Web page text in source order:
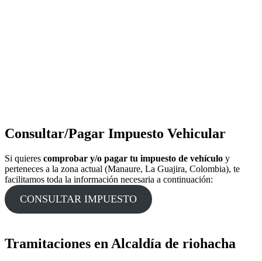
Consultar/Pagar Impuesto Vehicular
Si quieres comprobar y/o pagar tu impuesto de vehículo y
perteneces a la zona actual (Manaure, La Guajira, Colombia), te
facilitamos toda la información necesaria a continuación:
CONSULTAR IMPUESTO
Tramitaciones en Alcaldía de riohacha